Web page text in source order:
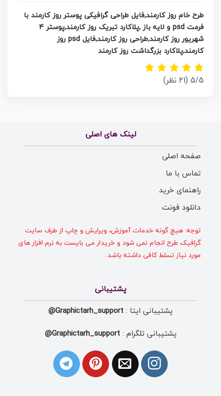
طرح خام روز کارمند,فایل طراحی گرافیکی پوستر روز کارمند با
فرمت psd و لایه باز ,پلاکارد تبریک روز کارمند,پوستر 4
شهریور روز کارمند,طراحی روز کارمند,فایل psd روز
کارمند,پلاکارد بزرگداشت روز کارمند
5/5 (21 نظر)
لینک های اصلی
صفحه اصلی
تماس با ما
راهنمای خرید
دانلود فونت
توجه: هیچ گونه خدمات آموزش، ویرایش و چاپ از طرف سایت
گرافیک طرح انجام نمی شود و خریدار می بایست به نرم افزار های
مورد نیاز تسلط کافی داشته باشد.
پشتیبانی
پشتیبانی ایتا : Graphictarh_support@
پشتیبانی تلگرام :Graphictarh_support@